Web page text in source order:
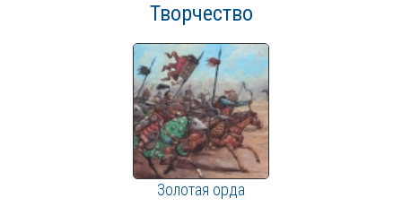
Творчество
Золотая орда